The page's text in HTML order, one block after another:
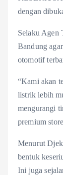
dengan
Selaku Agen
Bandung
otomotif
“Kami akan
listrik lebih
mengurangi
premium
Menurut
bentuk
Ini juga